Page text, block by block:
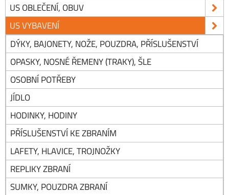
US OBLEČENÍ, OBUV
US VYBAVENÍ
DÝKY, BAJONETY, NOŽE, POUZDRA, PŘÍSLUŠENSTVÍ
OPASKY, NOSNÉ ŘEMENY (TRAKY), ŠLE
OSOBNÍ POTŘEBY
JÍDLO
HODINKY, HODINY
PŘÍSLUŠENSTVÍ KE ZBRANÍM
LAFETY, HLAVICE, TROJNOŽKY
REPLIKY ZBRANÍ
SUMKY, POUZDRA ZBRANÍ